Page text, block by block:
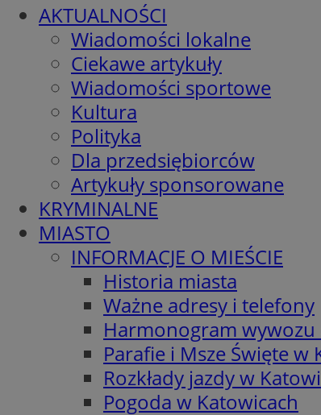
AKTUALNOŚCI
Wiadomości lokalne
Ciekawe artykuły
Wiadomości sportowe
Kultura
Polityka
Dla przedsiębiorców
Artykuły sponsorowane
KRYMINALNE
MIASTO
INFORMACJE O MIEŚCIE
Historia miasta
Ważne adresy i telefony
Harmonogram
Parafie i Msze Święte w
Rozkłady jazdy w
Pogoda w Katowicach